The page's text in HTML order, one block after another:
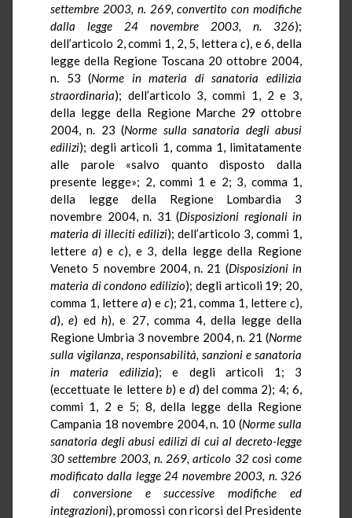
settembre 2003, n. 269, convertito con modifiche
dalla legge 24 novembre 2003, n. 326);
dell’articolo 2, commi 1, 2, 5, lettera c), e 6, della
legge della Regione Toscana 20 ottobre 2004,
n. 53 (Norme in materia di sanatoria edilizia
straordinaria); dell’articolo 3, commi 1, 2 e 3,
della legge della Regione Marche 29 ottobre
2004, n. 23 (Norme sulla sanatoria degli abusi
edilizi); degli articoli 1, comma 1, limitatamente
alle parole «salvo quanto disposto dalla
presente legge»; 2, commi 1 e 2; 3, comma 1,
della legge della Regione Lombardia 3
novembre 2004, n. 31 (Disposizioni regionali in
materia di illeciti edilizi); dell’articolo 3, commi 1,
lettere a) ec), e 3, della legge della Regione
Veneto 5 novembre 2004, n. 21 (Disposizioni in
materia di condono edilizio); degli articoli 19; 20,
comma 1, lettere a) e c); 21, comma 1, letterec),
d),e) edh), e 27, comma 4, della legge della
Regione Umbria 3 novembre 2004, n. 21 (Norme
sulla vigilanza, responsabilità, sanzioni e sanatoria
in materia edilizia); e degli articoli 1; 3
(eccettuate le lettere b) e d) del comma 2); 4; 6,
commi 1, 2 e 5; 8, della legge della Regione
Campania 18 novembre 2004, n. 10 (Norme sulla
sanatoria degli abusi edilizi di cui al decreto-legge
30 settembre 2003, n. 269, articolo 32 così come
modificato dalla legge 24 novembre 2003, n. 326
di conversione e successive modifiche ed
integrazioni), promossi con ricorsi del Presidente